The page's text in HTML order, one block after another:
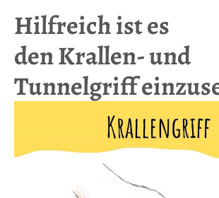
Hilfreich ist es
denKrallen- und
Tunnelgriff